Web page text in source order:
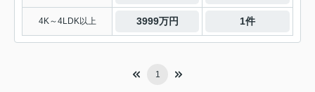
4K～4LDK以上 3999万円 1件
1